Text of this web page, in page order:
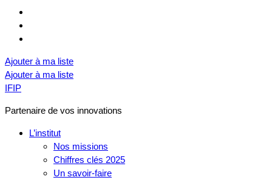
Ajouter à ma liste
Ajouter à ma liste
IFIP
Partenaire de vos innovations
L’institut
Nos missions
Chiffres clés 2025
Un savoir-faire